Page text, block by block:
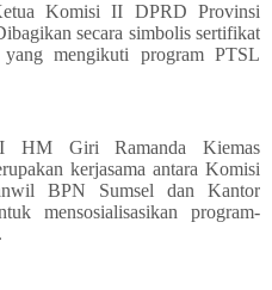
Komisi II DPRD Provinsi
secara simbolis sertifikat
yang mengikuti program PTSL
Giri Ramanda Kiemas
kerjasama antara Komisi
BPN Sumsel dan Kantor
mensosialisasikan program-